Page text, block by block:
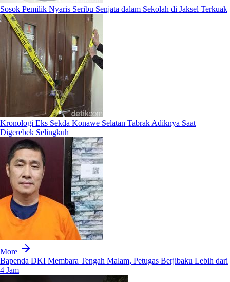
Sosok Pemilik Nyaris Seribu Senjata dalam Sekolah di Jaksel Terkuak
Kronologi Eks Sekda Konawe Selatan Tabrak Adiknya Saat
Digerebek Selingkuh
More
Bapenda DKI Membara Tengah Malam, Petugas Berjibaku Lebih dari
4 Jam